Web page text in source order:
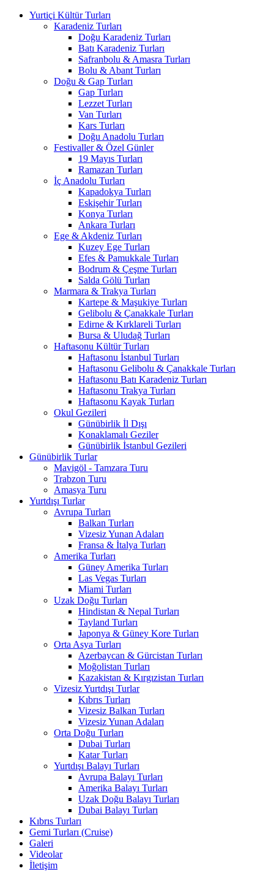
Yurtiçi Kültür Turları
Karadeniz Turları
Doğu Karadeniz Turları
Batı Karadeniz Turları
Safranbolu & Amasra Turları
Bolu & Abant Turları
Doğu & Gap Turları
Gap Turları
Lezzet Turları
Van Turları
Kars Turları
Doğu Anadolu Turları
Festivaller & Özel Günler
19 Mayıs Turları
Ramazan Turları
İç Anadolu Turları
Kapadokya Turları
Eskişehir Turları
Konya Turları
Ankara Turları
Ege & Akdeniz Turları
Kuzey Ege Turları
Efes & Pamukkale Turları
Bodrum & Çeşme Turları
Salda Gölü Turları
Marmara & Trakya Turları
Kartepe & Maşukiye Turları
Gelibolu & Çanakkale Turları
Edirne & Kırklareli Turları
Bursa & Uludağ Turları
Haftasonu Kültür Turları
Haftasonu İstanbul Turları
Haftasonu Gelibolu & Çanakkale Turları
Haftasonu Batı Karadeniz Turları
Haftasonu Trakya Turları
Haftasonu Kayak Turları
Okul Gezileri
Günübirlik İl Dışı
Konaklamalı Geziler
Günübirlik İstanbul Gezileri
Günübirlik Turlar
Mavigöl - Tamzara Turu
Trabzon Turu
Amasya Turu
Yurtdışı Turlar
Avrupa Turları
Balkan Turları
Vizesiz Yunan Adaları
Fransa & İtalya Turları
Amerika Turları
Güney Amerika Turları
Las Vegas Turları
Miami Turları
Uzak Doğu Turları
Hindistan & Nepal Turları
Tayland Turları
Japonya & Güney Kore Turları
Orta Asya Turları
Azerbaycan & Gürcistan Turları
Moğolistan Turları
Kazakistan & Kırgızistan Turları
Vizesiz Yurtdışı Turlar
Kıbrıs Turları
Vizesiz Balkan Turları
Vizesiz Yunan Adaları
Orta Doğu Turları
Dubai Turları
Katar Turları
Yurtdışı Balayı Turları
Avrupa Balayı Turları
Amerika Balayı Turları
Uzak Doğu Balayı Turları
Dubai Balayı Turları
Kıbrıs Turları
Gemi Turları (Cruise)
Galeri
Videolar
İletişim